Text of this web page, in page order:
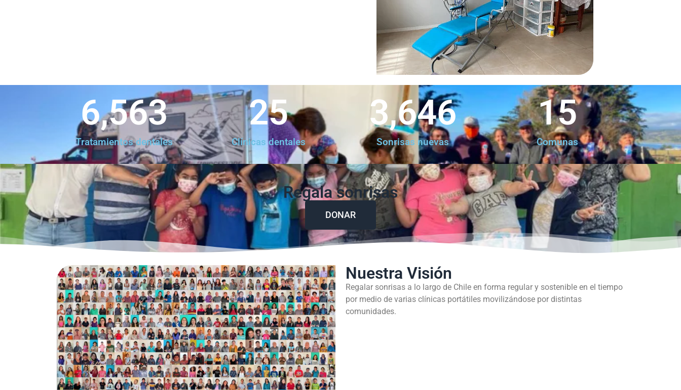
Tratamientos dentales
6,563
Clínicas dentales
25
Sonrisas nuevas
3,646
Comunas
15
Regala sonrisas
DONAR
Nuestra Visión
Regalar sonrisas a lo largo de Chile en forma regular y sostenible en el tiempo
por medio de varias clínicas portátiles movilizándose por distintas
comunidades.